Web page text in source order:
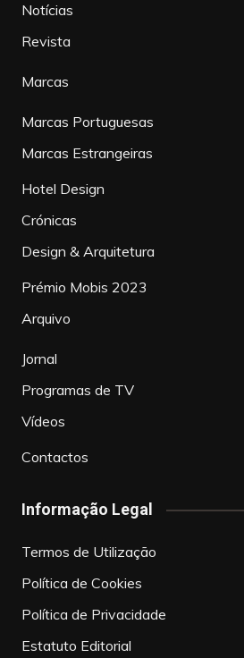
Notícias
Revista
Marcas
Marcas Portuguesas
Marcas Estrangeiras
Hotel Design
Crónicas
Design & Arquitetura
Prémio Mobis 2023
Arquivo
Jornal
Programas de TV
Vídeos
Contactos
Informação Legal
Termos de Utilização
Política de Cookies
Política de Privacidade
Estatuto Editorial